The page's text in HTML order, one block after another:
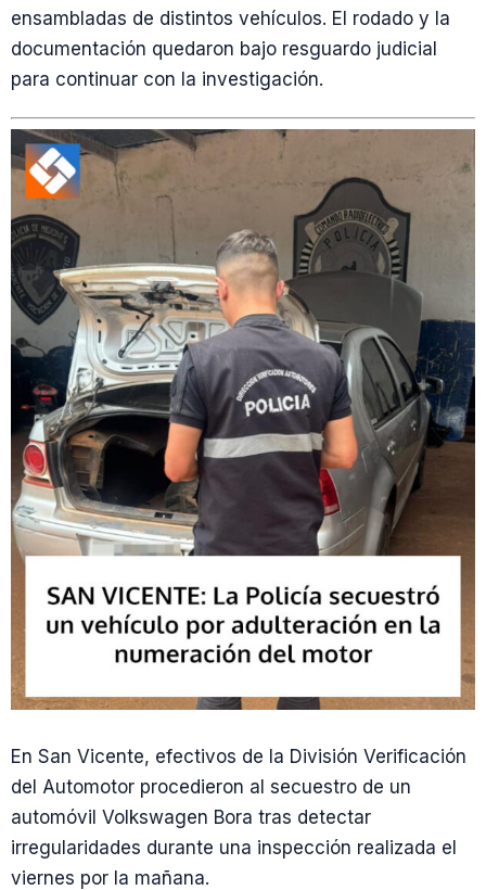
ensambladas de distintos vehículos. El rodado y la
documentación quedaron bajo resguardo judicial
para continuar con la investigación.
En San Vicente, efectivos de la División Verificación
del Automotor procedieron al secuestro de un
automóvil Volkswagen Bora tras detectar
irregularidades durante una inspección realizada el
viernes por la mañana.